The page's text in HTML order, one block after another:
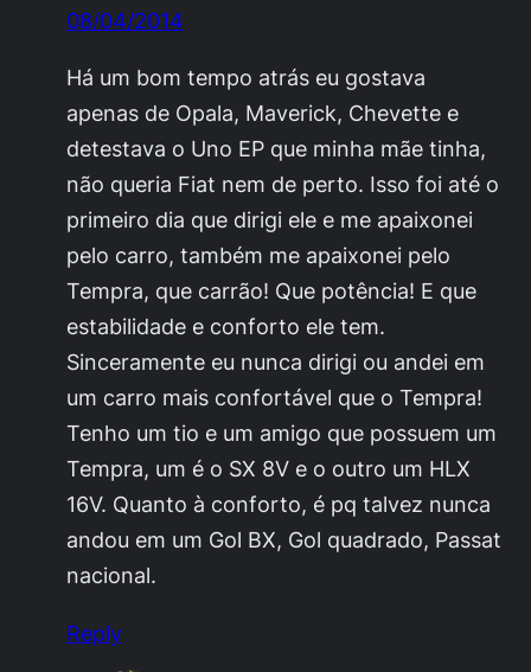
08/04/2014
Há um bom tempo atrás eu gostava
apenas de Opala, Maverick, Chevette e
detestava o Uno EP que minha mãe tinha,
não queria Fiat nem de perto. Isso foi até o
primeiro dia que dirigi ele e me apaixonei
pelo carro, também me apaixonei pelo
Tempra, que carrão! Que potência! E que
estabilidade e conforto ele tem.
Sinceramente eu nunca dirigi ou andei em
um carro mais confortável que o Tempra!
Tenho um tio e um amigo que possuem um
Tempra, um é o SX 8V e o outro um HLX
16V. Quanto à conforto, é pq talvez nunca
andou em um Gol BX, Gol quadrado, Passat
nacional.
Reply